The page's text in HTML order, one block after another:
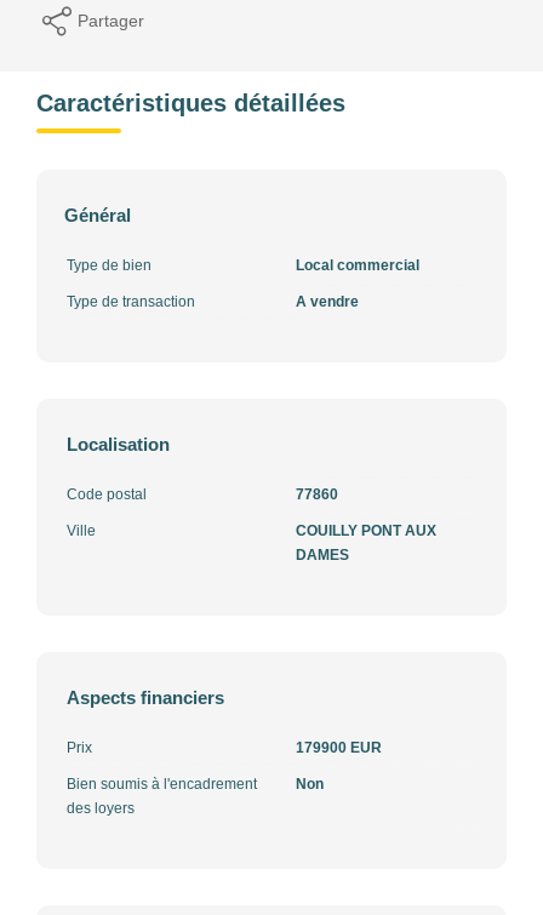
Partager
Caractéristiques détaillées
Général
Type de bien Local commercial
Type de transaction A vendre
Localisation
Code postal 77860
Ville
COUILLY PONT AUX
DAMES
Aspects financiers
Prix 179900 EUR
Bien soumis à l'encadrement
des loyers
Non